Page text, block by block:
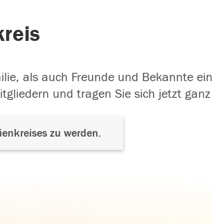
als auch Freunde und Bekannte
und tragen Sie sich jetzt
zu werden.